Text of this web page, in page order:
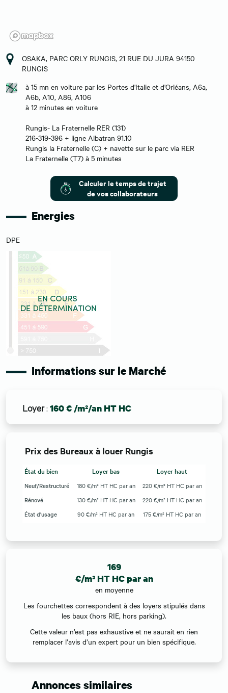
OSAKA, PARC ORLY RUNGIS, 21 RUE DU JURA 94150
RUNGIS
à 15 mn en voiture par les Portes d'Italie et d'Orléans, A6a,
A6b, A10, A86, A106
à 12 minutes en voiture
Rungis- La Fraternelle RER (131)
216-319-396 + ligne Albatran 91.10
Rungis la Fraternelle (C) + navette sur le parc via RER
La Fraternelle (T7) à 5 minutes
Calculer le temps de trajet
de vos collaborateurs
Energies
DPE
Informations sur le Marché
Loyer: 160 € /m²/an HT HC
Prix des Bureaux à louer Rungis
État du bien Loyer bas Loyer haut
Neuf/Restructuré 180 €/m² HT HC par an
220 €/m² HT HC par an
Rénové
130 €/m² HT HC par an
220 €/m² HT HC par an
État d'usage
90 €/m² HT HC par an 175 €/m² HT HC par an
169
€/m² HT HC par an
en moyenne
Les fourchettes correspondent à des loyers stipulés dans
les baux (hors RIE, hors parking).
Cette valeur n’est pas exhaustive et ne saurait en rien
remplacer l’avis d’un expert pour un bien spécifique.
Annonces similaires